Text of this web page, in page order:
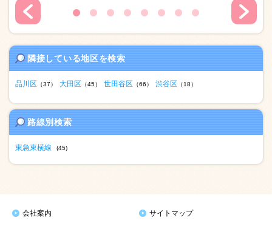
隣接している地区を検索
品川区 （37） 大田区 （45） 世田谷区 （66） 渋谷区 （18）
路線別検索
東急東横線 (45)
会社案内 サイトマップ